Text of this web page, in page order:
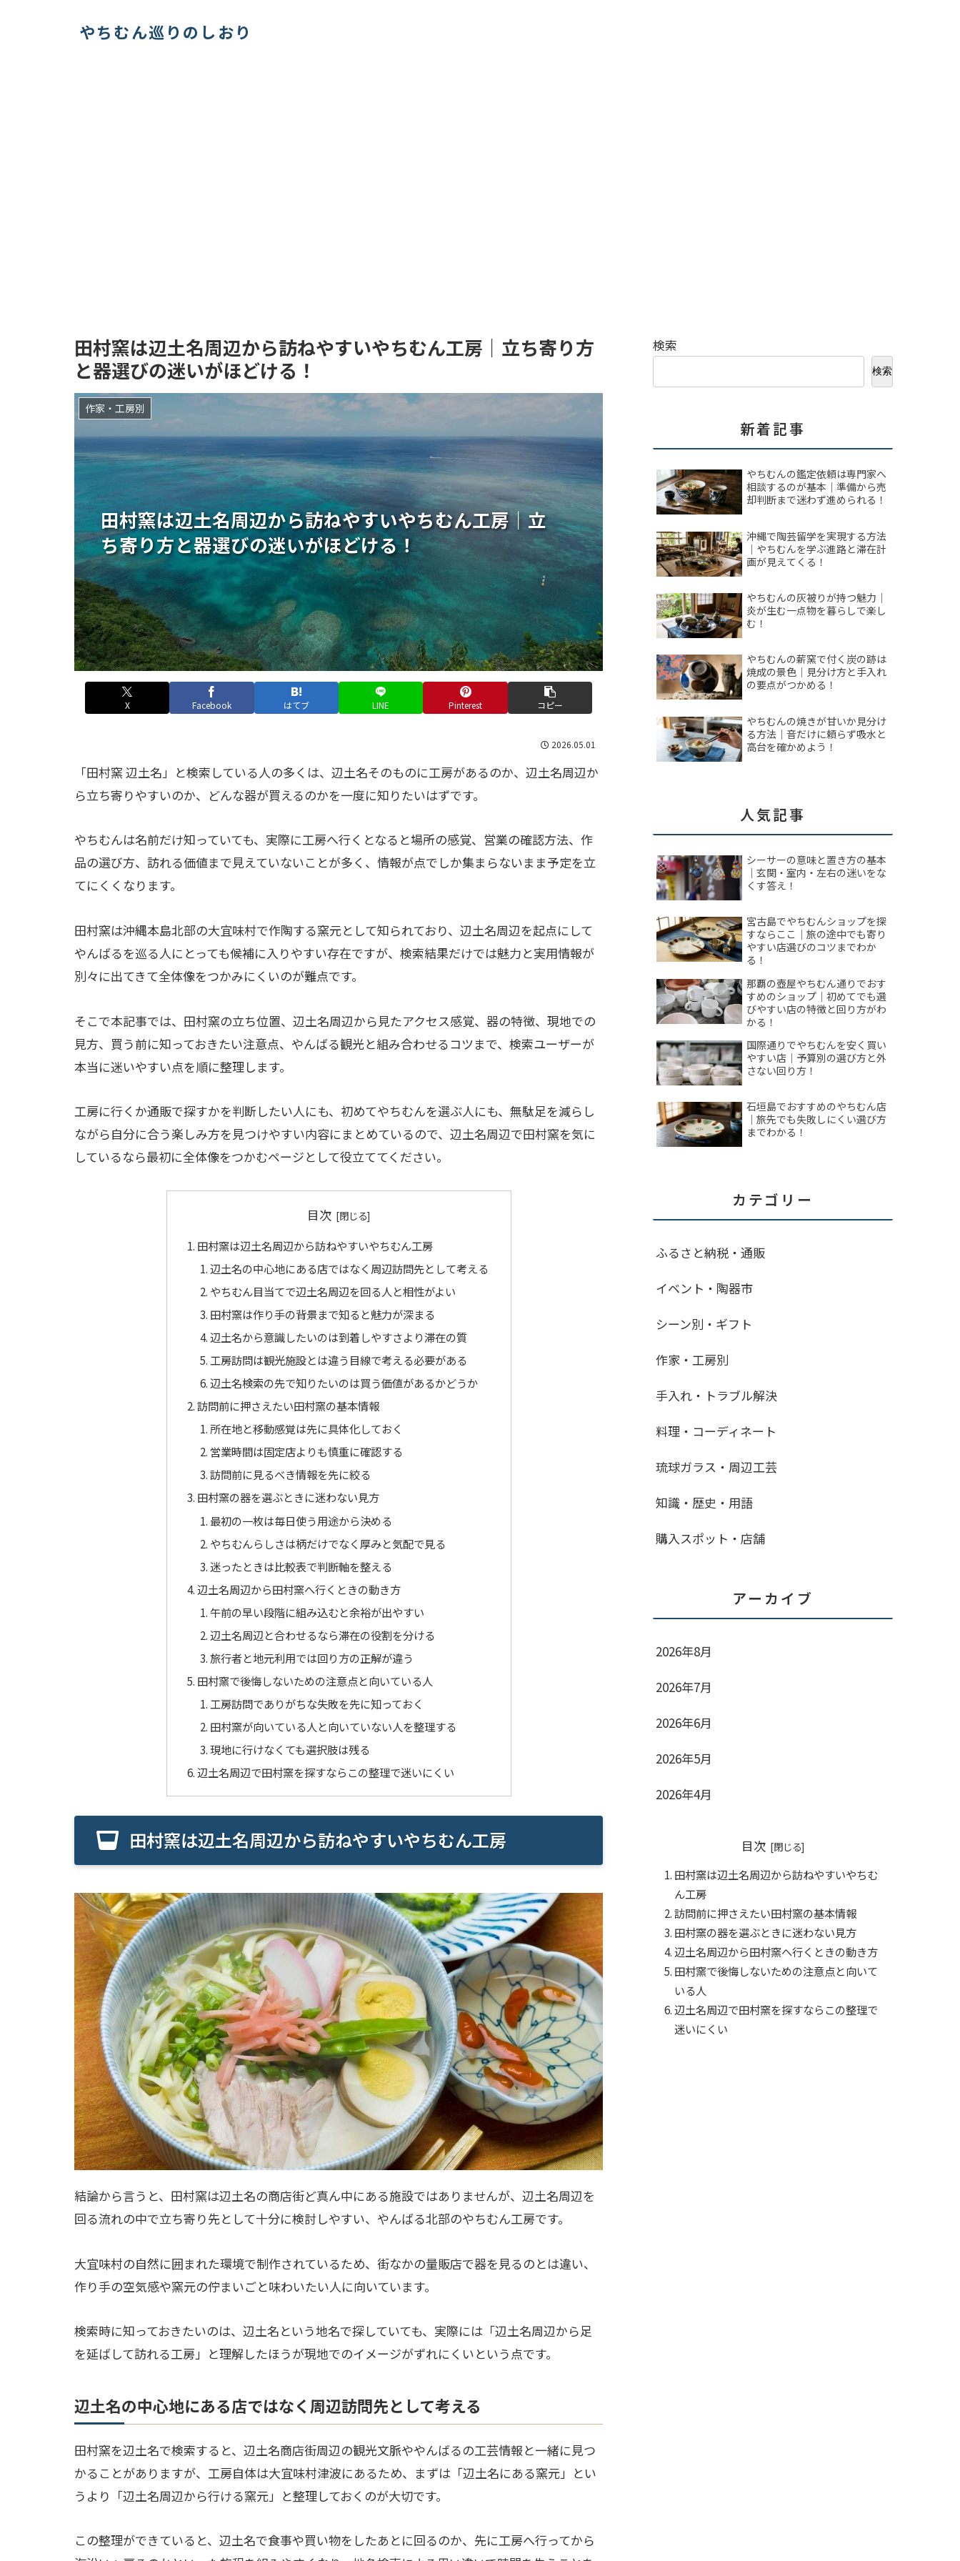
やちむん巡りのしおり
田村窯は辺土名周辺から訪ねやすいやちむん工房｜立ち寄り方
と器選びの迷いがほどける！
田村窯は辺土名周辺から訪ねやすいやちむん工房｜立
ち寄り方と器選びの迷いがほどける！
作家・工房別
X Facebook はてブ LINE Pinterest コピー
2026.05.01
「田村窯 辺土名」と検索している人の多くは、辺土名そのものに工房があるのか、辺土名周辺か
ら立ち寄りやすいのか、どんな器が買えるのかを一度に知りたいはずです。
やちむんは名前だけ知っていても、実際に工房へ行くとなると場所の感覚、営業の確認方法、作
品の選び方、訪れる価値まで見えていないことが多く、情報が点でしか集まらないまま予定を立
てにくくなります。
田村窯は沖縄本島北部の大宜味村で作陶する窯元として知られており、辺土名周辺を起点にして
やんばるを巡る人にとっても候補に入りやすい存在ですが、検索結果だけでは魅力と実用情報が
別々に出てきて全体像をつかみにくいのが難点です。
そこで本記事では、田村窯の立ち位置、辺土名周辺から見たアクセス感覚、器の特徴、現地での
見方、買う前に知っておきたい注意点、やんばる観光と組み合わせるコツまで、検索ユーザーが
本当に迷いやすい点を順に整理します。
工房に行くか通販で探すかを判断したい人にも、初めてやちむんを選ぶ人にも、無駄足を減らし
ながら自分に合う楽しみ方を見つけやすい内容にまとめているので、辺土名周辺で田村窯を気に
しているなら最初に全体像をつかむページとして役立ててください。
目次
田村窯は辺土名周辺から訪ねやすいやちむん工房
辺土名の中心地にある店ではなく周辺訪問先として考える
やちむん目当てで辺土名周辺を回る人と相性がよい
田村窯は作り手の背景まで知ると魅力が深まる
辺土名から意識したいのは到着しやすさより滞在の質
工房訪問は観光施設とは違う目線で考える必要がある
辺土名検索の先で知りたいのは買う価値があるかどうか
訪問前に押さえたい田村窯の基本情報
所在地と移動感覚は先に具体化しておく
営業時間は固定店よりも慎重に確認する
訪問前に見るべき情報を先に絞る
田村窯の器を選ぶときに迷わない見方
最初の一枚は毎日使う用途から決める
やちむんらしさは柄だけでなく厚みと気配で見る
迷ったときは比較表で判断軸を整える
辺土名周辺から田村窯へ行くときの動き方
午前の早い段階に組み込むと余裕が出やすい
辺土名周辺と合わせるなら滞在の役割を分ける
旅行者と地元利用では回り方の正解が違う
田村窯で後悔しないための注意点と向いている人
工房訪問でありがちな失敗を先に知っておく
田村窯が向いている人と向いていない人を整理する
現地に行けなくても選択肢は残る
辺土名周辺で田村窯を探すならこの整理で迷いにくい
田村窯は辺土名周辺から訪ねやすいやちむん工房
結論から言うと、田村窯は辺土名の商店街ど真ん中にある施設ではありませんが、辺土名周辺を
回る流れの中で立ち寄り先として十分に検討しやすい、やんばる北部のやちむん工房です。
大宜味村の自然に囲まれた環境で制作されているため、街なかの量販店で器を見るのとは違い、
作り手の空気感や窯元の佇まいごと味わいたい人に向いています。
検索時に知っておきたいのは、辺土名という地名で探していても、実際には「辺土名周辺から足
を延ばして訪れる工房」と理解したほうが現地でのイメージがずれにくいという点です。
辺土名の中心地にある店ではなく周辺訪問先として考える
田村窯を辺土名で検索すると、辺土名商店街周辺の観光文脈ややんばるの工芸情報と一緒に見つ
かることがありますが、工房自体は大宜味村津波にあるため、まずは「辺土名にある窯元」とい
うより「辺土名周辺から行ける窯元」と整理しておくのが大切です。
この整理ができていると、辺土名で食事や買い物をしたあとに回るのか、先に工房へ行ってから
検索
検索
新着記事
やちむんの鑑定依頼は専門家へ
相談するのが基本｜準備から売
却判断まで迷わず進められる！
沖縄で陶芸留学を実現する方法
｜やちむんを学ぶ進路と滞在計
画が見えてくる！
やちむんの灰被りが持つ魅力｜
炎が生む一点物を暮らしで楽し
む！
やちむんの薪窯で付く炭の跡は
焼成の景色｜見分け方と手入れ
の要点がつかめる！
やちむんの焼きが甘いか見分け
る方法｜音だけに頼らず吸水と
高台を確かめよう！
人気記事
シーサーの意味と置き方の基本
｜玄関・室内・左右の迷いをな
くす答え！
宮古島でやちむんショップを探
すならここ｜旅の途中でも寄り
やすい店選びのコツまでわか
る！
那覇の壺屋やちむん通りでおす
すめのショップ｜初めてでも選
びやすい店の特徴と回り方がわ
かる！
国際通りでやちむんを安く買い
やすい店｜予算別の選び方と外
さない回り方！
石垣島でおすすめのやちむん店
｜旅先でも失敗しにくい選び方
までわかる！
カテゴリー
ふるさと納税・通販
イベント・陶器市
シーン別・ギフト
作家・工房別
手入れ・トラブル解決
料理・コーディネート
琉球ガラス・周辺工芸
知識・歴史・用語
購入スポット・店舗
アーカイブ
2026年8月
2026年7月
2026年6月
2026年5月
2026年4月
目次
田村窯は辺土名周辺から訪ねやすいやちむ
ん工房
訪問前に押さえたい田村窯の基本情報
田村窯の器を選ぶときに迷わない見方
辺土名周辺から田村窯へ行くときの動き方
田村窯で後悔しないための注意点と向いて
いる人
辺土名周辺で田村窯を探すならこの整理で
迷いにくい